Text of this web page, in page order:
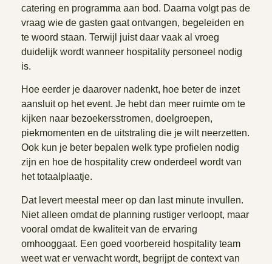
catering en programma aan bod. Daarna volgt pas de
vraag wie de gasten gaat ontvangen, begeleiden en
te woord staan. Terwijl juist daar vaak al vroeg
duidelijk wordt wanneer hospitality personeel nodig
is.
Hoe eerder je daarover nadenkt, hoe beter de inzet
aansluit op het event. Je hebt dan meer ruimte om te
kijken naar bezoekersstromen, doelgroepen,
piekmomenten en de uitstraling die je wilt neerzetten.
Ook kun je beter bepalen welk type profielen nodig
zijn en hoe de hospitality crew onderdeel wordt van
het totaalplaatje.
Dat levert meestal meer op dan last minute invullen.
Niet alleen omdat de planning rustiger verloopt, maar
vooral omdat de kwaliteit van de ervaring
omhooggaat. Een goed voorbereid hospitality team
weet wat er verwacht wordt, begrijpt de context van